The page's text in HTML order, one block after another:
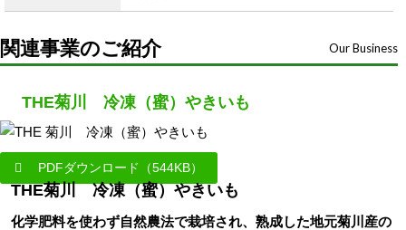
関連事業のご紹介 Our Business
THE菊川 冷凍（蜜）やきいも
PDFダウンロード（544KB）
THE菊川 冷凍（蜜）やきいも
化学肥料を使わず自然農法で栽培され、熟成した地元菊川産の